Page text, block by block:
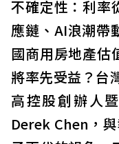
不確定性：利率
應鏈、AI浪潮帶
國商用房地產估
將率先受益？台
高控股創辦人
Derek Chen，